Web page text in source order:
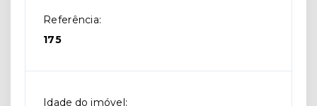
Referência:
175
Idade do imóvel: